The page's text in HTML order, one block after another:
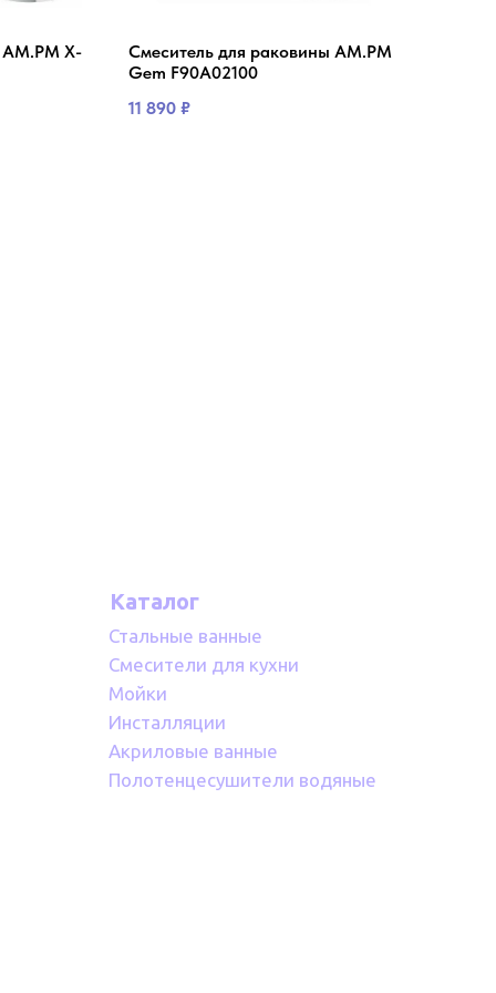
X-
Смеситель для раковины AM.PM
Gem F90A02100
11 890 ₽
Каталог
Стальные ванные
Смесители для кухни
Мойки
Инсталляции
Акриловые ванные
Полотенцесушители водяные